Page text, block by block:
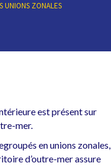
UNIONS ZONALES
est présent sur
mer.
en unions zonales,
d’outre-mer assure